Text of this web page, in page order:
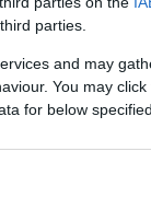
parties.
and may
You may
for below
hogy